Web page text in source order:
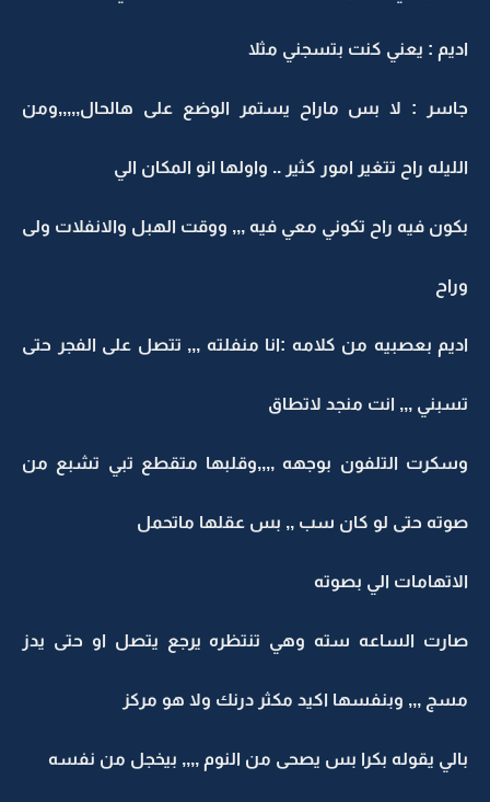
اديم : يعني كنت بتسجني مثلا
جاسر : لا بس ماراح يستمر الوضع على هالحال,,,,,ومن
الليله راح تتغير امور كثير .. واولها انو المكان الي
بكون فيه راح تكوني معي فيه ,,, ووقت الهبل والانفلات ولى
وراح
اديم بعصبيه من كلامه :انا منفلته ,,, تتصل على الفجر حتى
تسبني ,,, انت منجد لاتطاق
وسكرت التلفون بوجهه ,,,,وقلبها متقطع تبي تشبع من
صوته حتى لو كان سب ,, بس عقلها ماتحمل
الاتهامات الي بصوته
صارت الساعه سته وهي تنتظره يرجع يتصل او حتى يدز
مسج ,,, وبنفسها اكيد مكثر درنك ولا هو مركز
بالي يقوله بكرا بس يصحى من النوم ,,,, بيخجل من نفسه